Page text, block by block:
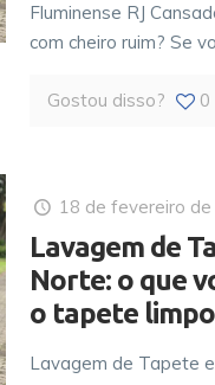
Fluminense RJ
com cheiro ruim? Se
Gostou disso? 0
18 de fevereiro
Lavagem de
Norte: o que
o tapete
Lavagem de Tapete